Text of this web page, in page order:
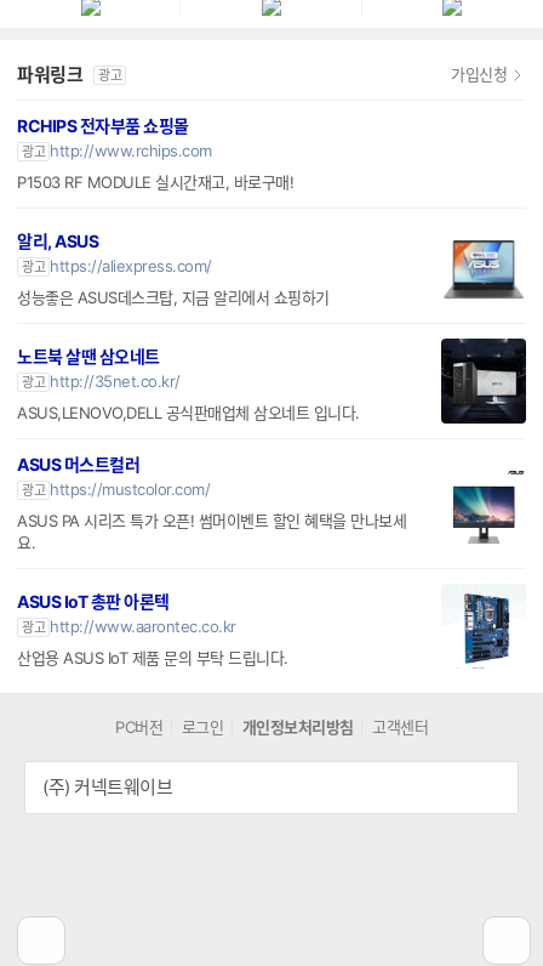
파워링크 광고
RCHIPS 전자부품 쇼핑몰
광고 http://www.rchips.com
알리, ASUS
광고 https://aliexpress.com/
노트북 살땐 삼오네트
광고 http://35net.co.kr/
ASUS,LENOVO,DELL 공식판매업체 삼오네트 입니다.
ASUS 머스트컬러
광고 https://mustcolor.com/
ASUS IoT 총판 아론텍
광고 http://www.aarontec.co.kr
PC버전 로그인 개인정보처리방침 고객센터